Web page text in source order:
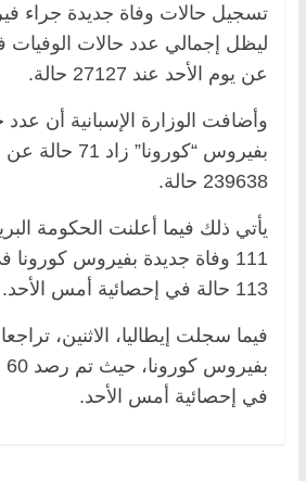
تسجيل حالات وفاة جديدة جراء
ليظل إجمالي عدد حالات الوفيات
عن يوم الأحد عند 27127 حالة.
وأضافت الوزارة الإسبانية أن عدد
بفيروس
239638 حالة.
يأتي ذلك فيما أعلنت الحكومة
111 وفاة جديدة بفيروس كورونا
113 حالة في إحصائية أمس الأحد.
فيما سجلت إيطاليا، الاثنين،
في إحصائية أمس الأحد.